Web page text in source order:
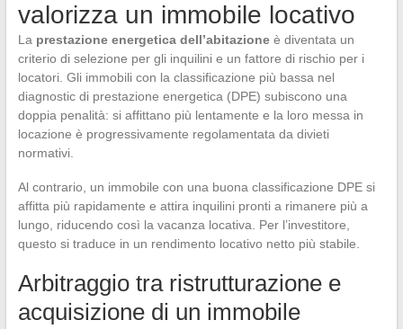
valorizza un immobile locativo
La prestazione energetica dell’abitazioneè diventata un
criterio di selezione per gli inquilini e un fattore di rischio per i
locatori. Gli immobili con la classificazione più bassa nel
diagnostic di prestazione energetica (DPE) subiscono una
doppia penalità: si affittano più lentamente e la loro messa in
locazione è progressivamente regolamentata da divieti
normativi.
Al contrario, un immobile con una buona classificazione DPE si
affitta più rapidamente e attira inquilini pronti a rimanere più a
lungo, riducendo così la vacanza locativa. Per l’investitore,
questo si traduce in un rendimento locativo netto più stabile.
Arbitraggio tra ristrutturazione e
acquisizione di un immobile